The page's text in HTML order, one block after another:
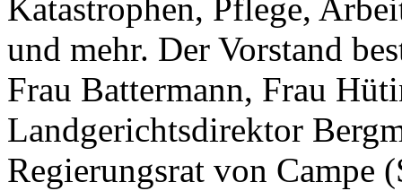
Katastrophen, Pflege,
und mehr. Der Vorstand
Frau Battermann, Frau
Landgerichtsdirektor
Regierungsrat von Campe